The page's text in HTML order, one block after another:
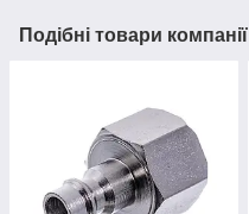
Подібні товари компанії